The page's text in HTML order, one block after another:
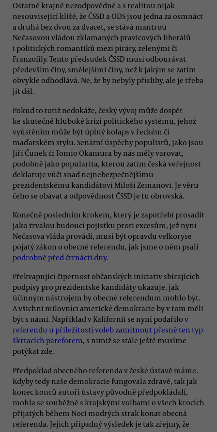
Ostatně krajně nezodpovědné a s realitou nijak
nesouvisející klišé, že ČSSD a ODS jsou jedna za osmnáct
a druhá bez dvou za dvacet, se stává mantrou
Nečasovou vládou zklamaných pravicových liberálů
i politických romantiků mezi piráty, zelenými či
Franzofily. Tento předsudek ČSSD musí odbourávat
především činy, smělejšími činy, než k jakým se zatím
obvykle odhodlává. Ne, že by nebyly přísliby, ale je třeba
jít dál.
Pokud to totiž nedokáže, český vývoj může dospět
ke skutečně hluboké krizi politického systému, jehož
vyústěním může být úplný kolaps v řeckém či
maďarském stylu. Senátní úspěchy populistů, jako jsou
Jiří Čunek či Tomio Okamura by nás měly varovat,
podobně jako popularita, kterou zatím česká veřejnost
deklaruje vůči snad nejnebezpečnějšímu
prezidentskému kandidátovi Miloši Zemanovi. Je věru
čeho se obávat a odpovědnost ČSSD je tu obrovská.
Konečně posledním krokem, který je zapotřebí prosadit
jako trvalou budoucí pojistku proti excesům, jež nyní
Nečasova vláda provádí, musí být opravdu velkoryse
pojatý zákon o obecné referendu, jak jsme o něm psali
podrobně před čtrnácti dny.
Překvapující čipernost občanských iniciativ sbírajících
podpisy pro prezidentské kandidáty ukazuje, jak
účinným nástrojem by obecné referendum mohlo být.
A všichni milovníci americké demokracie by v tom měli
být s námi. Například v Kalifornii se nyní podařilo v
referendu u příležitosti voleb zamítnout přesně ten typ
škrtacích pareforem, s nimiž se stále ještě musíme
potýkat zde.
Předpoklad obecného referenda v české ústavě máme.
Kdyby tedy naše demokracie fungovala zdravě, tak jak
konec konců autoři ústavy původně předpokládali,
mohla se souběžně s krajskými volbami o všech krocích
přijatých během Noci modrých strak konat obecná
referenda. Jejich případný výsledek je tak zřejmý, že